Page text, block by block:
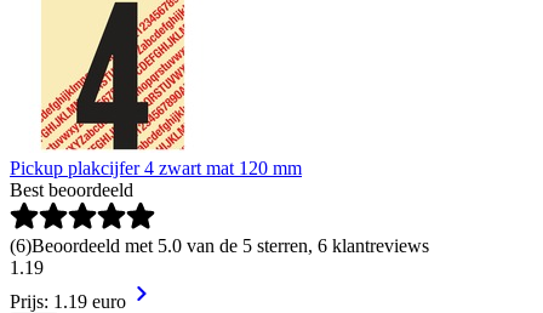
Pickup plakcijfer 4 zwart mat 120 mm
Best beoordeeld
(6)Beoordeeld met 5.0 van de 5 sterren, 6 klantreviews
1 .19
Prijs: 1.19 euro